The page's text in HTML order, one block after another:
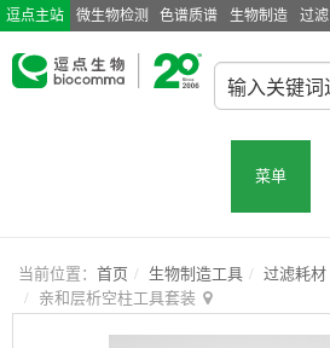
逗点主站 微生物检测 色谱质谱 生物制造 过滤
菜单
当前位置： 首页 生物制造工具 过滤耗材
亲和层析空柱工具套装